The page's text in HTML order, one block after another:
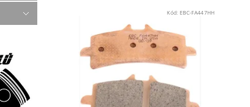
Kód: EBC-FA447HH